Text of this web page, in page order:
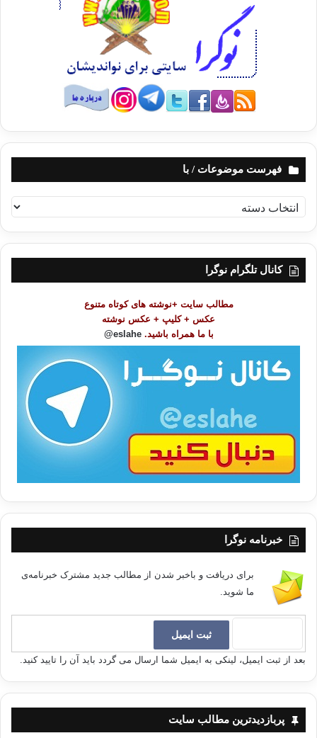
هر دو را بر آنان واجب دانسته­اند. به نظر من، زنی که پشت سر هم حاملگی و
شیردهی اوقات او را مشغول ساخته است، به طوری که فرصتی برای قضای
روزه را نداشته باشد، به این معنی که یک سال حامله است، و یک سال بعد
شیرده؛ و به همین طور پشت سر هم یک سال را حامله و یک سال را شیرده می
باشد؛ در این صورت، فقط فدیه روزه بر او واجب می گردد. اگر چنین زنی را
مکلّف به قضای روزه­هایی که به خاطر حاملگی و شیردهی افطار نموده است،
بنماییم وی، باید چند سال متوالی روزه بگیرد که این کار توأم با سختی و مشقت
مربوط به سوال دوم بود. و امّا سوال سوم که راجع به استعمال عطر و بوی
هیچ کس استعمال عطر و بوی خوش را مبطل روزه و یا در رمضان حرام
ندانسته است. والله اعلم
__________________________________________
منبع: دیدگاه­های فقهی معاصر (1)
مؤلف: د. یوسف قرضاوی
ناشر: نشر احسان
نوبت چاپ: اول 1380
روزه سالمندان سالمند باردار زنان شیرده بوی خوش
رمضان
کپی آدرس
فهرست موضوعات / با
ه
ر
کانال تلگرام نوگرا
مطالب سایت +نوشته های کوتاه متنوع
عکس + کلیپ + عکس نوشته
با ما همراه باشید. eslahe@
خبرنامه نوگرا
برای دریافت و باخبر شدن از مطالب جدید مشترک خبرنامه‌ی
ما شوید.
بعد از ثبت ایمیل، لینکی به ایمیل شما ارسال می گردد باید آن را تایید کنید.
پربازدیدترین مطالب سایت